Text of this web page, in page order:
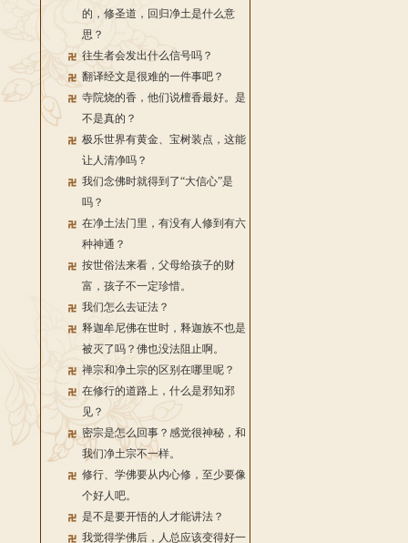
的，修圣道，回归净土是什么意
思？
往生者会发出什么信号吗？
翻译经文是很难的一件事吧？
寺院烧的香，他们说檀香最好。是
不是真的？
极乐世界有黄金、宝树装点，这能
让人清净吗？
我们念佛时就得到了“大信心”是
吗？
在净土法门里，有没有人修到有六
种神通？
按世俗法来看，父母给孩子的财
富，孩子不一定珍惜。
我们怎么去证法？
释迦牟尼佛在世时，释迦族不也是
被灭了吗？佛也没法阻止啊。
禅宗和净土宗的区别在哪里呢？
在修行的道路上，什么是邪知邪
见？
密宗是怎么回事？感觉很神秘，和
我们净土宗不一样。
修行、学佛要从内心修，至少要像
个好人吧。
是不是要开悟的人才能讲法？
我觉得学佛后，人总应该变得好一